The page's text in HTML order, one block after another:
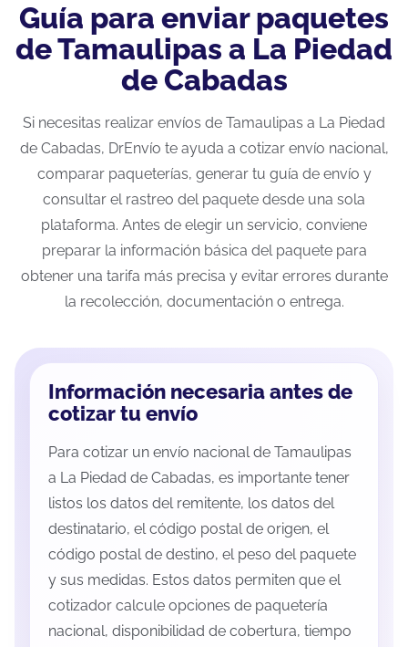
Guía para enviar paquetes
de Tamaulipas a La Piedad
de Cabadas
Si necesitas realizar envíos de Tamaulipas a La Piedad
de Cabadas, DrEnvío te ayuda a cotizar envío nacional,
comparar paqueterías, generar tu guía de envío y
consultar el rastreo del paquete desde una sola
plataforma. Antes de elegir un servicio, conviene
preparar la información básica del paquete para
obtener una tarifa más precisa y evitar errores durante
la recolección, documentación o entrega.
Información necesaria antes de
cotizar tu envío
Para cotizar un envío nacional de Tamaulipas
a La Piedad de Cabadas, es importante tener
listos los datos del remitente, los datos del
destinatario, el código postal de origen, el
código postal de destino, el peso del paquete
y sus medidas. Estos datos permiten que el
cotizador calcule opciones de paquetería
nacional, disponibilidad de cobertura, tiempo